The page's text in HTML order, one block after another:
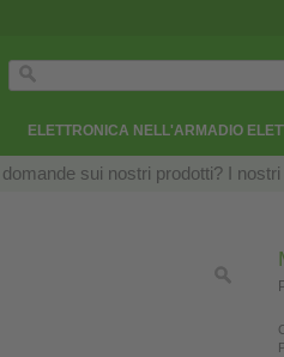
ELETTRONICA NELL'ARMADIO
sui nostri prodotti? I